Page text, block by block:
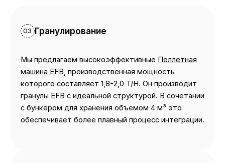
03 Гранулирование
Мы предлагаем высокоэффективные Пеллетная
машина EFB, производственная мощность
которого составляет 1,8-2,0 T/H. Он производит
гранулы EFB с идеальной структурой. В сочетании
с бункером для хранения объемом 4 м³ это
обеспечивает более плавный процесс интеграции.